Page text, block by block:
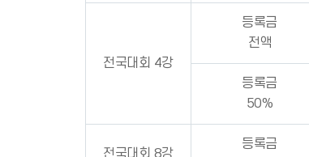
전국대회 4강
등록금
전액
등록금
50%
전국대회 8강
등록금